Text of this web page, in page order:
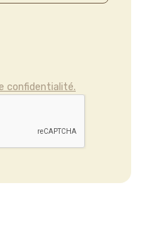
confidentialité.